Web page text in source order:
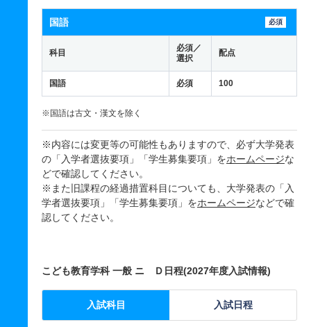
国語 必須
科目
必須／
選択
配点
国語 必須 100
※国語は古文・漢文を除く
※内容には変更等の可能性もありますので、必ず大学発表
の「入学者選抜要項」「学生募集要項」をホームページな
どで確認してください。
※また旧課程の経過措置科目についても、大学発表の「入
学者選抜要項」「学生募集要項」をホームページなどで確
認してください。
こども教育学科 一般 ニ Ｄ日程(2027年度入試情報)
入試科目 入試日程